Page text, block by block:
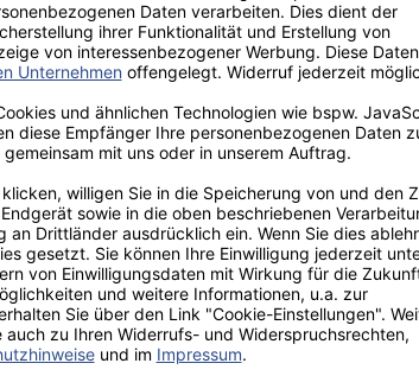
Da es sehr aktuelle Themen sind, und die
die in diesen Bereichen tätig sind.
erste Gliederung der Diplomarbeit, die nach und
zum zusammen-tragen der benötigten Geräte.
Erhalt ihrer Angebote konnten diese dann
der Verringerung von Kraftstoffverbrauch und
verbunden. Unter dem Begriff Fahrzeug-
Informationstechnik und Software-
Branche entwickeln wird [1].